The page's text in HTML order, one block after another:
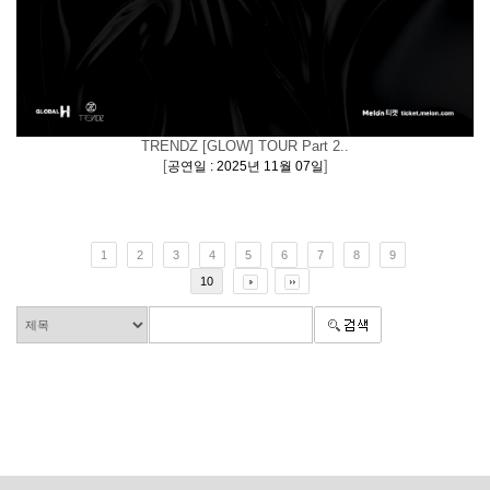
TRENDZ [GLOW] TOUR Part 2..
[공연일 : 2025년 11월 07일]
1 2 3 4 5 6 7 8
9
10